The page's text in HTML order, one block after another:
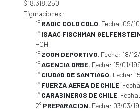
$18.318.250
Figuraciones :
1° RADIO COLO COLO, Fecha: 09/
1° ISAAC FISCHMAN
HCH
1° ZOOM DEPORTIVO, Fecha: 18/
1°AGENCIA ORBE, Fecha: 15/01/
1° CIUDAD DE SANTIAGO, Fecha:
1° FUERZA AEREA DE CHILE,
1° CARABINEROS DE CHILE,
2° PREPARACION, Fecha: 03/03/